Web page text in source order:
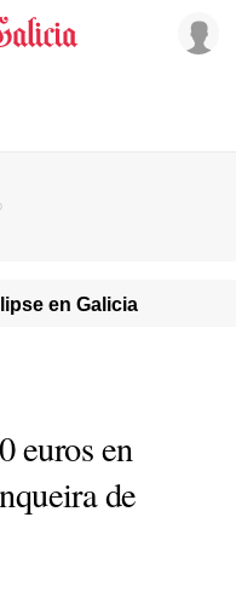
en Galicia
euros en
de